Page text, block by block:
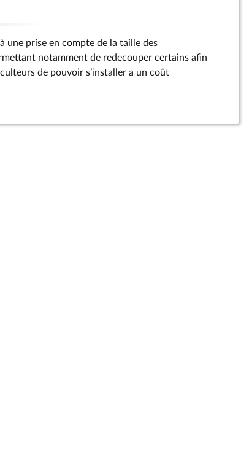
une prise en compte de la taille des
notamment de redecouper certains afin
de pouvoir s’installer a un coût